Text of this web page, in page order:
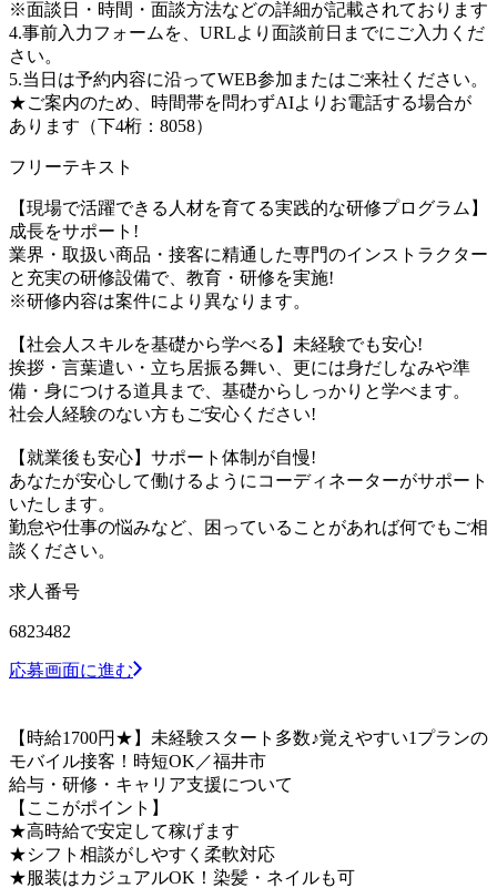
※面談日・時間・面談方法などの詳細が記載されております
4.事前入力フォームを、URLより面談前日までにご入力くだ
さい。
5.当日は予約内容に沿ってWEB参加またはご来社ください。
★ご案内のため、時間帯を問わずAIよりお電話する場合が
あります（下4桁：8058）
フリーテキスト
【現場で活躍できる人材を育てる実践的な研修プログラム】
成長をサポート!
業界・取扱い商品・接客に精通した専門のインストラクター
と充実の研修設備で、教育・研修を実施!
※研修内容は案件により異なります。
【社会人スキルを基礎から学べる】未経験でも安心!
挨拶・言葉遣い・立ち居振る舞い、更には身だしなみや準
備・身につける道具まで、基礎からしっかりと学べます。
社会人経験のない方もご安心ください!
【就業後も安心】サポート体制が自慢!
あなたが安心して働けるようにコーディネーターがサポート
いたします。
勤怠や仕事の悩みなど、困っていることがあれば何でもご相
談ください。
求人番号
6823482
応募画面に進む
【時給1700円★】未経験スタート多数♪覚えやすい1プランの
モバイル接客！時短OK／福井市
給与・研修・キャリア支援について
【ここがポイント】
★高時給で安定して稼げます
★シフト相談がしやすく柔軟対応
★服装はカジュアルOK！染髪・ネイルも可